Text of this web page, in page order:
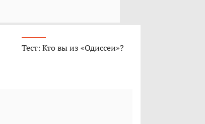
Тест: Кто вы из «Одиссеи»?